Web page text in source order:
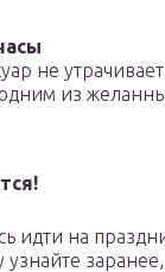
не
одним из
идти на
узнайте